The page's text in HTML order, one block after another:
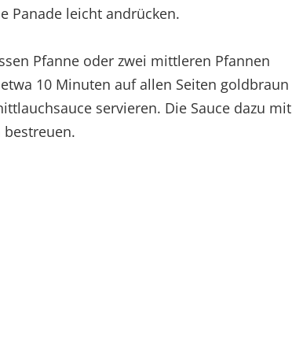
Panade leicht andrücken.
Pfanne oder zwei mittleren Pfannen
10 Minuten auf allen Seiten goldbraun
servieren. Die Sauce dazu mit